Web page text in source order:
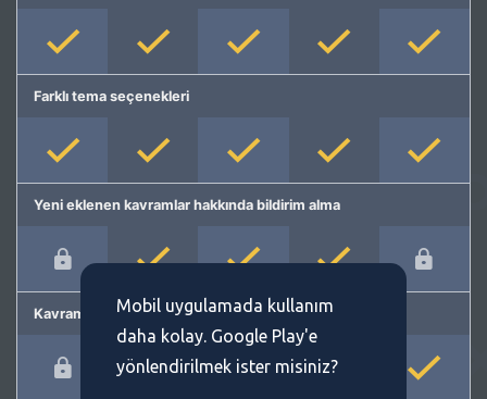
Farklı tema seçenekleri
Yeni eklenen kavramlar hakkında bildirim alma
Kavram önermeMobil uygulamada kullanım
daha kolay. Google Play'e
yönlendirilmek ister misiniz?